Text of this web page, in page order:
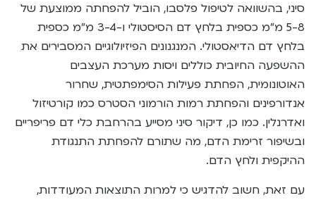
סיני, בהשוואה לטיפול פלסבו, הוביל להפחתה ממוצעת של
5-8 מ”מ כספית בלחץ דם הסיסטולי ו-3-4 מ”מ כספית
בלחץ דם הדיאסטולי. המנגנונים הפיזיולוגיים המסבירים את
ההשפעה החיובית כוללים ויסות מערכת העצבים
האוטונומית, הפחתת פעילות הסימפתטית, שחרור
אנדורפינים והפחתת רמות הורמוני הסטרס כמו קורטיזול
ואדרנלין. כמו כן, דיקור סיני מסייע בהרחבת כלי דם פריפריים
ובשיפור זרימת הדם, מה שתורם להפחתת התנגודת
ההיקפית ולחץ הדם.
עם זאת, חשוב להדגיש כי למרות התוצאות המעודדות,